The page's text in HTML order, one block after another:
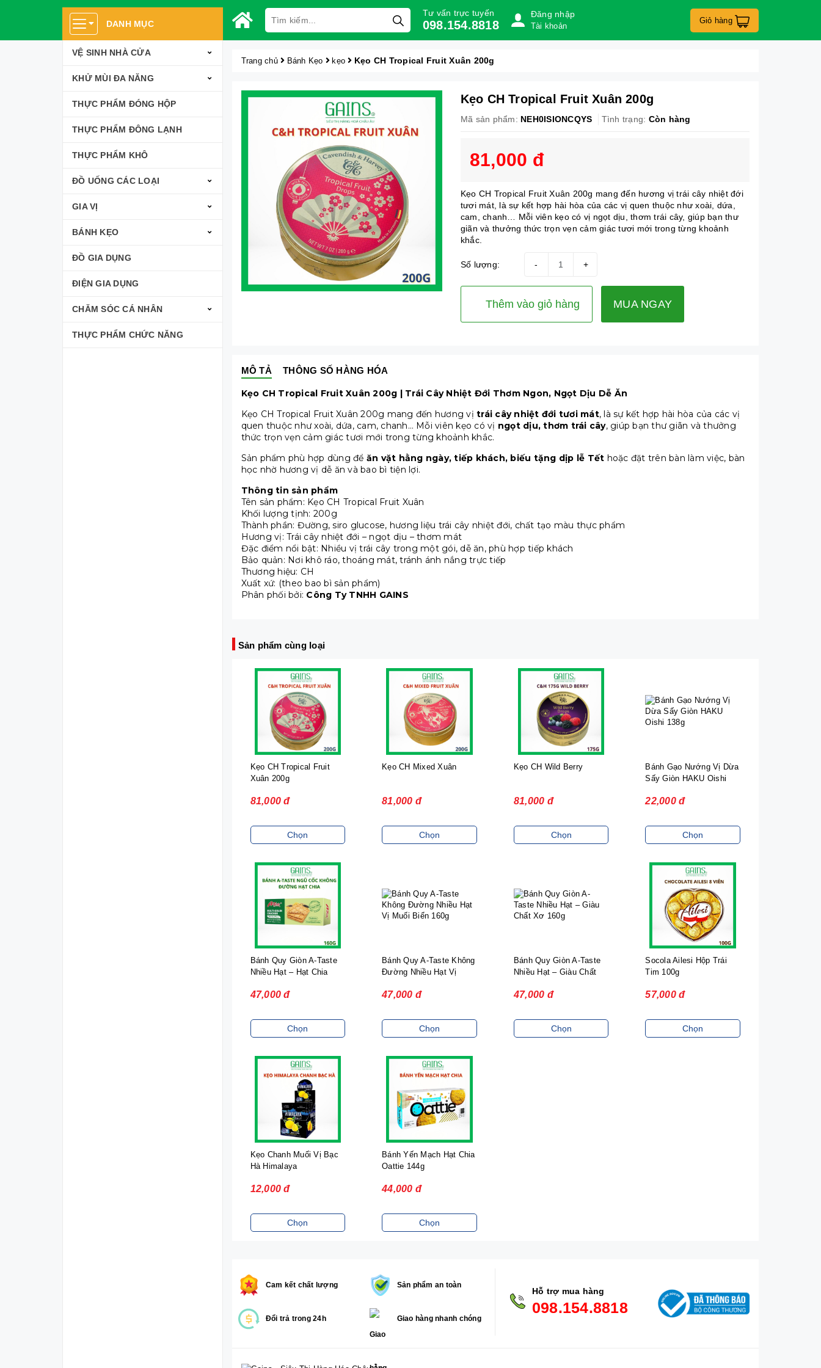
DANH MỤC
VỆ SINH NHÀ CỬA
KHỬ MÙI ĐA NĂNG
THỰC PHẨM ĐÓNG HỘP
THỰC PHẨM ĐÔNG LẠNH
THỰC PHẨM KHÔ
ĐỒ UỐNG CÁC LOẠI
GIA VỊ
BÁNH KẸO
ĐỒ GIA DỤNG
ĐIỆN GIA DỤNG
CHĂM SÓC CÁ NHÂN
THỰC PHẨM CHỨC NĂNG
Tư vấn trực tuyến
098.154.8818
Đăng nhập
Tài khoản
Giỏ hàng
Trang chủ Bánh Kẹo kẹo Kẹo CH Tropical Fruit Xuân 200g
Kẹo CH Tropical Fruit Xuân 200g
Mã sản phẩm: NEH0ISIONCQYS Tình trạng: Còn hàng
81,000 đ
Kẹo CH Tropical Fruit Xuân 200g mang đến hương vị trái cây nhiệt đới
tươi mát, là sự kết hợp hài hòa của các vị quen thuộc như xoài, dứa,
cam, chanh… Mỗi viên kẹo có vị ngọt dịu, thơm trái cây, giúp bạn thư
giãn và thưởng thức trọn vẹn cảm giác tươi mới trong từng khoảnh
khắc.
Số lượng: +
-
Thêm vào giỏ hàng MUA NGAY
MÔ TẢ THÔNG SỐ HÀNG HÓA
Kẹo CH Tropical Fruit Xuân 200g | Trái Cây Nhiệt Đới Thơm Ngon, Ngọt Dịu Dễ Ăn
Kẹo CH Tropical Fruit Xuân 200g mang đến hương vị trái cây nhiệt đới tươi mát, là sự kết hợp hài hòa của các vị
quen thuộc như xoài, dứa, cam, chanh… Mỗi viên kẹo có vị ngọt dịu, thơm trái cây, giúp bạn thư giãn và thưởng
thức trọn vẹn cảm giác tươi mới trong từng khoảnh khắc.
Sản phẩm phù hợp dùng để ăn vặt hằng ngày, tiếp khách, biếu tặng dịp lễ Tết hoặc đặt trên bàn làm việc, bàn
học nhờ hương vị dễ ăn và bao bì tiện lợi.
Thông tin sản phẩm
Tên sản phẩm: Kẹo CH Tropical Fruit Xuân
Khối lượng tịnh: 200g
Thành phần: Đường, siro glucose, hương liệu trái cây nhiệt đới, chất tạo màu thực phẩm
Hương vị: Trái cây nhiệt đới – ngọt dịu – thơm mát
Đặc điểm nổi bật: Nhiều vị trái cây trong một gói, dễ ăn, phù hợp tiếp khách
Bảo quản: Nơi khô ráo, thoáng mát, tránh ánh nắng trực tiếp
Thương hiệu: CH
Xuất xứ: (theo bao bì sản phẩm)
Phân phối bởi: Công Ty TNHH GAINS
Sản phẩm cùng loại
Kẹo CH Tropical Fruit
Xuân 200g
81,000 đ
Chọn
Kẹo CH Mixed Xuân
81,000 đ
Chọn
Kẹo CH Wild Berry
81,000 đ
Chọn
Bánh Gạo Nướng Vị Dừa
Sấy Giòn HAKU Oishi
22,000 đ
Chọn
Bánh Quy Giòn A-Taste
Nhiều Hạt – Hạt Chia
47,000 đ
Chọn
Bánh Quy A-Taste Không
Đường Nhiều Hạt Vị
47,000 đ
Chọn
Bánh Quy Giòn A-Taste
Nhiều Hạt – Giàu Chất
47,000 đ
Chọn
Socola Ailesi Hộp Trái
Tim 100g
57,000 đ
Chọn
Kẹo Chanh Muối Vị Bạc
Hà Himalaya
12,000 đ
Chọn
Bánh Yến Mạch Hạt Chia
Oattie 144g
44,000 đ
Chọn
Cam kết chất lượng Sản phẩm an toàn
Đổi trả trong 24h Giao hàng nhanh chóng
Hỗ trợ mua hàng
098.154.8818